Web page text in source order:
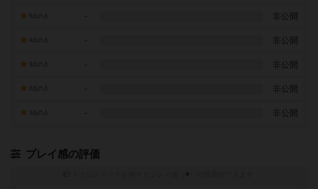
- 非公開
- 非公開
- 非公開
- 非公開
- 非公開
プレイ感の評価
※